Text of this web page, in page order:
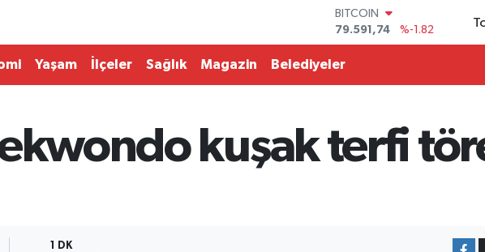
BITCOIN
79.591,74
%-1.82
DOLAR
45,43620
%0.18
G.ALTIN
6862,09000
%0.19
Yaşam İlçeler Sağlık Magazin Belediyeler
kuşak terfi
1 DK